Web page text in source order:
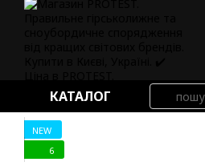
Перейти до основного контенту
КАТАЛОГ
NEW
6